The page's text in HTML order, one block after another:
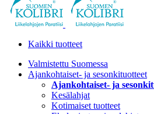
Kaikki tuotteet
Valmistettu Suomessa
Ajankohtaiset- ja sesonkituotteet
Ajankohtaiset- ja
Kesälahjat
Kotimaiset tuotteet